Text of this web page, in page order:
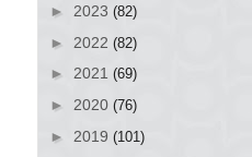
► 2023 (82)
► 2022 (82)
► 2021 (69)
► 2020 (76)
► 2019 (101)